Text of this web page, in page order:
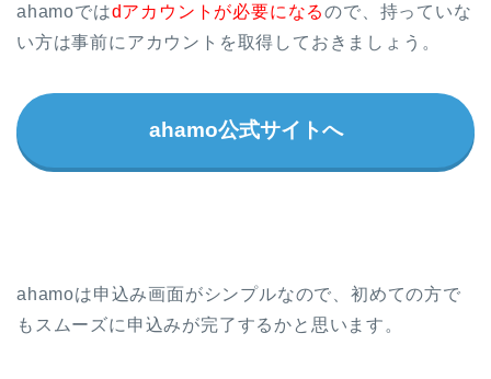
ahamoではdアカウントが必要になるので、持っていな
い方は事前にアカウントを取得しておきましょう。
ahamo公式サイトへ
ahamoは申込み画面がシンプルなので、初めての方で
もスムーズに申込みが完了するかと思います。